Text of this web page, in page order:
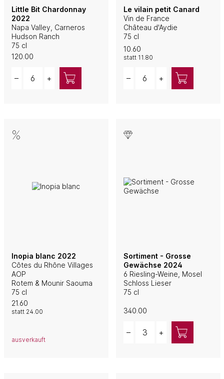
Little Bit Chardonnay
2022
Napa Valley, Carneros
Hudson Ranch
75 cl
120.00
– +
Le vilain petit Canard
Vin de France
Château d'Aydie
75 cl
10.60
statt 11.80
– +
Inopia blanc 2022
Côtes du Rhône Villages
AOP
Rotem & Mounir Saouma
75 cl
21.60
statt 24.00
ausverkauft
Sortiment - Grosse
Gewächse 2024
6 Riesling-Weine, Mosel
Schloss Lieser
75 cl
340.00
– +